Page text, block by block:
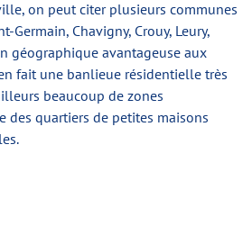
on peut citer plusieurs communes
Germain, Chavigny, Crouy, Leury,
géographique avantageuse aux
fait une banlieue résidentielle très
beaucoup de zones
des quartiers de petites maisons